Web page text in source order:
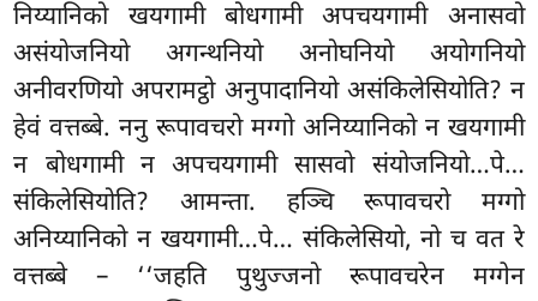
निय्यानिको खयगामी बोधगामी अपचयगामी अनासवो
असंयोजनियो अगन्थनियो अनोघनियो अयोगनियो
अनीवरणियो अपरामट्ठो अनुपादानियो असंकिलेसियोति? न
हेवं वत्तब्बे. ननु रूपावचरो मग्गो अनिय्यानिको न खयगामी
न बोधगामी न अपचयगामी सासवो संयोजनियो…पे…
संकिलेसियोति? आमन्ता. हञ्चि रूपावचरो मग्गो
अनिय्यानिको न खयगामी…पे… संकिलेसियो, नो च वत रे
वत्तब्बे – ‘‘जहति पुथुज्जनो रूपावचरेन मग्गेन